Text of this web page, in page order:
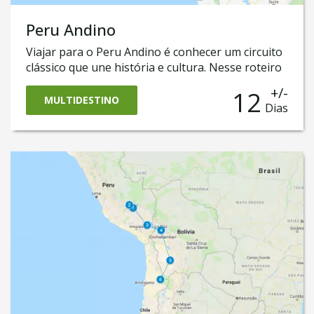
Peru Andino
Viajar para o Peru Andino é conhecer um circuito
clássico que une história e cultura. Nesse roteiro
de viagem ao Peru, você vai percorrer o centro e
o Sul desse maravilhoso país. Vai visitar
Lima, Cusco, Machu Picchu, Arequipa, Colca, Puno
e o Lago Titicaca. Essa é uma trip perfeita para os
montamos essa trajetória que está repleta de
descobertas, pois passa pelos principais destinos
MULTIDESTINO 12 +/-
Dias